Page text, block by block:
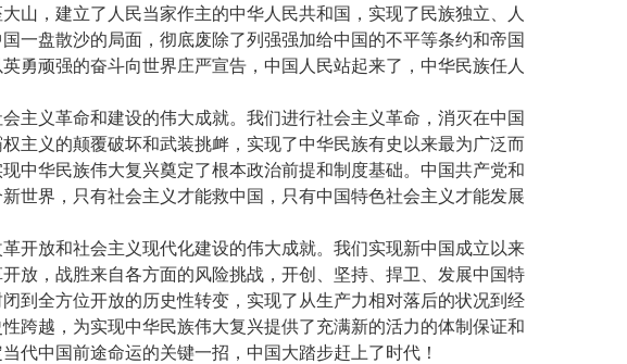
山，建立了人民当家作主的中华人民共和国，实现了民族独立、人
一盘散沙的局面，彻底废除了列强强加给中国的不平等条约和帝国
勇顽强的奋斗向世界庄严宣告，中国人民站起来了，中华民族任人
义革命和建设的伟大成就。我们进行社会主义革命，消灭在中国
主义的颠覆破坏和武装挑衅，实现了中华民族有史以来最为广泛而
中华民族伟大复兴奠定了根本政治前提和制度基础。中国共产党和
世界，只有社会主义才能救中国，只有中国特色社会主义才能发展
放和社会主义现代化建设的伟大成就。我们实现新中国成立以来
放，战胜来自各方面的风险挑战，开创、坚持、捍卫、发展中国特
到全方位开放的历史性转变，实现了从生产力相对落后的状况到经
跨越，为实现中华民族伟大复兴提供了充满新的活力的体制保证和
代中国前途命运的关键一招，中国大踏步赶上了时代！